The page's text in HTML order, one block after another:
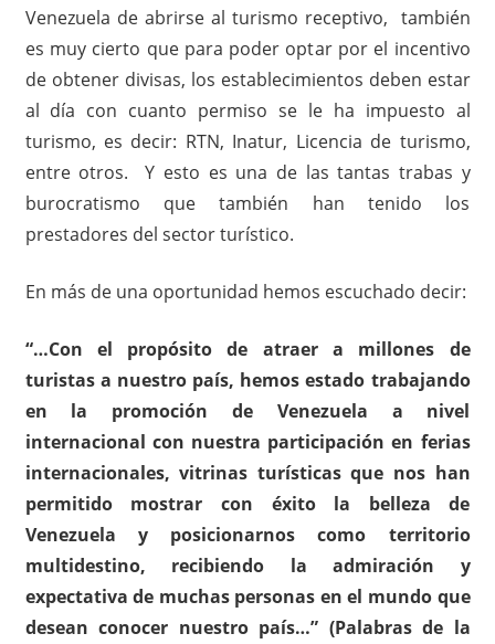
Venezuela de abrirse al turismo receptivo, también
es muy cierto que para poder optar por el incentivo
de obtener divisas, los establecimientos deben estar
al día con cuanto permiso se le ha impuesto al
turismo, es decir: RTN, Inatur, Licencia de turismo,
entre otros. Y esto es una de las tantas trabas y
burocratismo que también han tenido los
prestadores del sector turístico.
En más de una oportunidad hemos escuchado decir:
“…Con el propósito de atraer a millones de
turistas a nuestro país, hemos estado trabajando
en la promoción de Venezuela a nivel
internacional con nuestra participación en ferias
internacionales, vitrinas turísticas que nos han
permitido mostrar con éxito la belleza de
Venezuela y posicionarnos como territorio
multidestino, recibiendo la admiración y
expectativa de muchas personas en el mundo que
desean conocer nuestro país…” (Palabras de la